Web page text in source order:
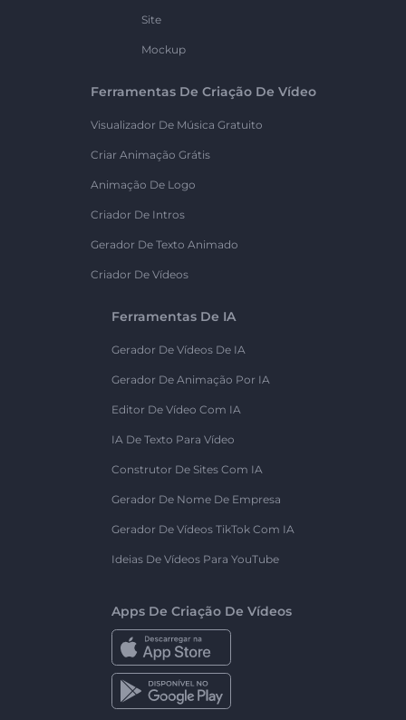
Site
Mockup
Ferramentas De Criação De Vídeo
Visualizador De Música Gratuito
Criar Animação Grátis
Animação De Logo
Criador De Intros
Gerador De Texto Animado
Criador De Vídeos
Ferramentas De IA
Gerador De Vídeos De IA
Gerador De Animação Por IA
Editor De Vídeo Com IA
IA De Texto Para Vídeo
Construtor De Sites Com IA
Gerador De Nome De Empresa
Gerador De Vídeos TikTok Com IA
Ideias De Vídeos Para YouTube
Apps De Criação De Vídeos